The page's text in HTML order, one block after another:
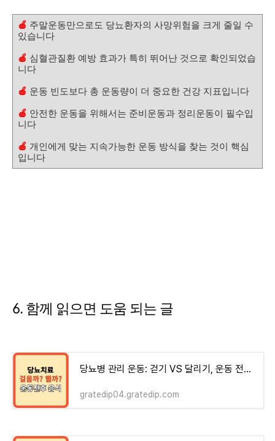
🍎 주말운동만으로도 당뇨환자의 사망위험을 크게 줄일 수
있습니다
🍎 심혈관질환 예방 효과가 특히 뛰어난 것으로 확인되었습
니다
🍎 운동 빈도보다 총 운동량이 더 중요한 건강 지표입니다
🍎 안전한 운동을 위해서는 준비운동과 정리운동이 필수입
니다
🍎 개인에게 맞는 지속가능한 운동 방식을 찾는 것이 핵심
입니다
6. 함께 읽으면 도움 되는 글
당뇨병 관리 운동: 걷기 VS 달리기, 운동 전후 음식(논문 근거)
gratedip04.gratedip.com